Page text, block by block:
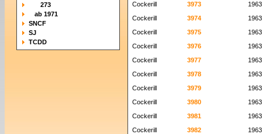
273
ab 1971
SNCF
SJ
TCDD
Cockerill
3973
1963
Cockerill
3974
1963
Cockerill
3975
1963
Cockerill
3976
1963
Cockerill
3977
1963
Cockerill
3978
1963
Cockerill
3979
1963
Cockerill
3980
1963
Cockerill
3981
1963
Cockerill
3982
1963